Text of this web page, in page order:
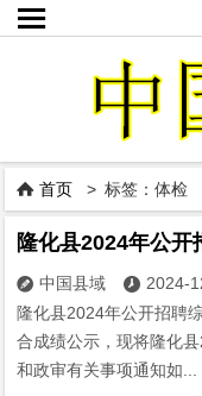

 首页 > 标签：体检
 中国县域  2024-
隆化县2024年公开招聘
合成绩公示，现将隆化
和政审有关事项通知如...